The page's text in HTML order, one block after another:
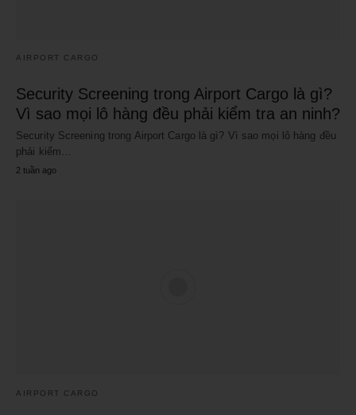
AIRPORT CARGO
Security Screening trong Airport Cargo là gì?
Vì sao mọi lô hàng đều phải kiểm tra an ninh?
Security Screening trong Airport Cargo là gì? Vì sao mọi lô hàng đều
phải kiểm…
2 tuần ago
AIRPORT CARGO